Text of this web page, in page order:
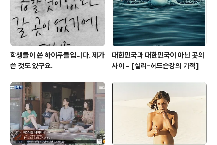
그러나 친한 사이도 아닌데 프로젝트를 제안한 이용택 실
장의 용기와 진심을 믿고 몇 개의 카피를 썼..
학생들이 쓴 하이쿠들입니다. 제가
쓴 것도 있구요.
대한민국과 대한민국이 아닌 곳의
차이 - [설리-허드슨강의 기적]